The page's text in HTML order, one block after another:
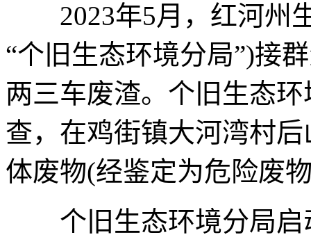
2023年5月，红河州
“个旧生态环境分局”)接
两三车废渣。个旧生态
查，在鸡街镇大河湾村
体废物(经鉴定为危险废
个旧生态环境分局启